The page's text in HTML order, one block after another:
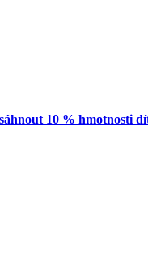
10 % hmotnosti